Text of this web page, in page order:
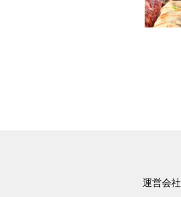
運営会社